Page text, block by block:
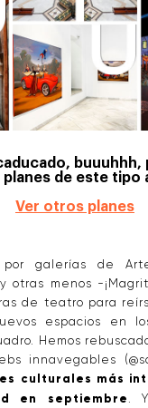
planes de este tipo
Ver otros planes
por galerías de
otras menos -
de teatro para
espacios en
Hemos
innavegables
culturales más
en septiembre .